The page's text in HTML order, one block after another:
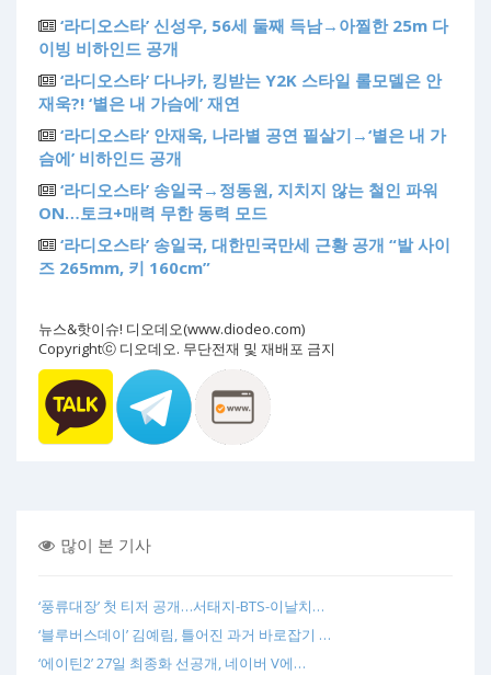
‘라디오스타’ 신성우, 56세 둘째 득남→아찔한 25m 다
이빙 비하인드 공개
‘라디오스타’ 다나카, 킹받는 Y2K 스타일 롤모델은 안
재욱?! ‘별은 내 가슴에’ 재연
‘라디오스타’ 안재욱, 나라별 공연 필살기→‘별은 내 가
슴에’ 비하인드 공개
‘라디오스타’ 송일국→정동원, 지치지 않는 철인 파워
ON…토크+매력 무한 동력 모드
‘라디오스타’ 송일국, 대한민국만세 근황 공개 “발 사이
즈 265mm, 키 160cm”
뉴스&핫이슈! 디오데오(www.diodeo.com)
Copyrightⓒ 디오데오. 무단전재 및 재배포 금지
많이 본 기사
‘풍류대장’ 첫 티저 공개…서태지-BTS-이날치…
‘블루버스데이’ 김예림, 틀어진 과거 바로잡기 …
‘에이틴2’ 27일 최종화 선공개, 네이버 V에…